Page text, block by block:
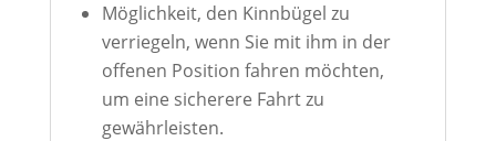
Möglichkeit, den Kinnbügel zu
verriegeln, wenn Sie mit ihm in der
offenen Position fahren möchten,
um eine sicherere Fahrt zu
gewährleisten.